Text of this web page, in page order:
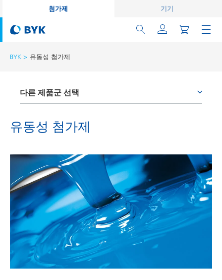
첨가제 기기
BYK 유동성 첨가제
유동성 첨가제
다른 제품군 선택
소포제와 탈포제
왁스 첨가제
유동성 첨가제
표면용 첨가제
프로세싱 첨가제